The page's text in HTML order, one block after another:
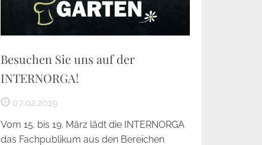
Besuchen Sie uns auf der
INTERNORGA!
07.02.2019
Vom 15. bis 19. März lädt die INTERNORGA
das Fachpublikum aus den Bereichen